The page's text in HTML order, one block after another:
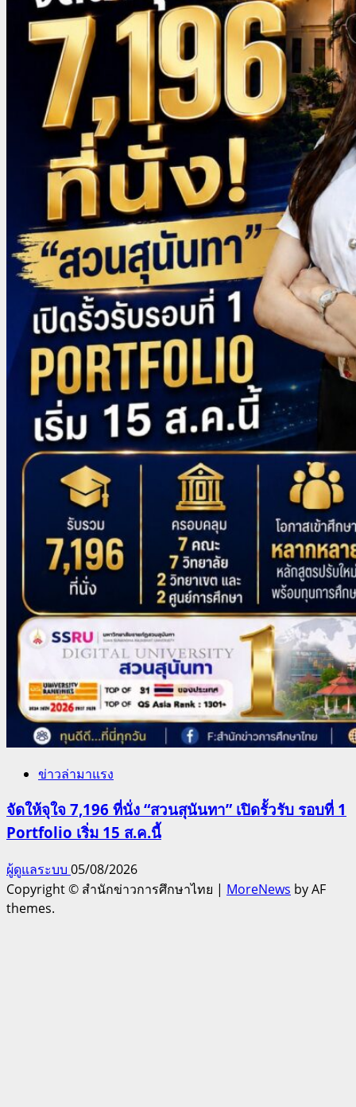
ข่าวล่ามาแรง
จัดให้จุใจ 7,196 ที่นั่ง “สวนสุนันทา” เปิดรั้วรับ รอบที่ 1
Portfolio เริ่ม 15 ส.ค.นี้
ผู้ดูแลระบบ 05/08/2026
Copyright © สำนักข่าวการศึกษาไทย | MoreNews by AF
themes.